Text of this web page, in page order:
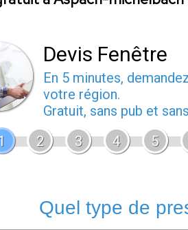
Devis Fenêtre
En 5 minutes,
votre région.
Gratuit, sans pub et
2 3 4 5
Quel type de